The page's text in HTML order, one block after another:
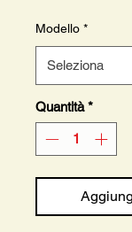
Modello *
Quantità *